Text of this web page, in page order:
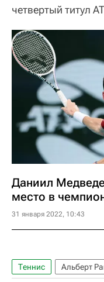
четвертый титул
Даниил
место в
31 января 2022, 10:43
Теннис Альберт